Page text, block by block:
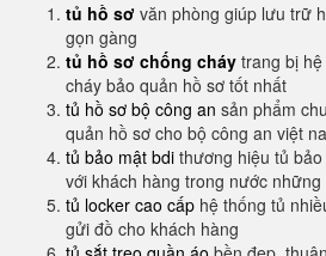
tủ hồ sơ văn phòng giúp lưu trữ
gọn gàng
tủ hồ sơ chống cháy trang bị
cháy bảo quản hồ sơ tốt nhất
tủ hồ sơ bộ công an sản phẩm
quản hồ sơ cho bộ công an việt
tủ bảo mật bdi thương hiệu tủ
với khách hàng trong nước
tủ locker cao cấp hệ thống tủ
gửi đồ cho khách hàng